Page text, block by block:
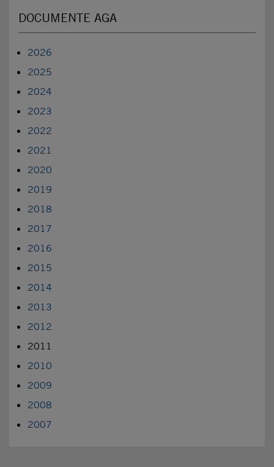
DOCUMENTE AGA
2026
2025
2024
2023
2022
2021
2020
2019
2018
2017
2016
2015
2014
2013
2012
2011
2010
2009
2008
2007